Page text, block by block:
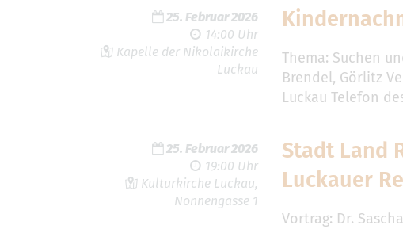
25. Februar 2026
14:00 Uhr
Kapelle der Nikolaikirche
Luckau
Thema: Suchen
Brendel, Görlitz
Luckau Telefon
25. Februar 2026
19:00 Uhr
Kulturkirche Luckau,
Nonnengasse 1
Stadt Land
Luckauer
Vortrag: Dr.